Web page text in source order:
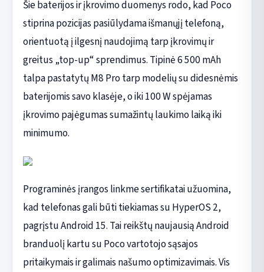
Šie baterijos ir įkrovimo duomenys rodo, kad Poco
stiprina pozicijas pasiūlydama išmanųjį telefoną,
orientuotą į ilgesnį naudojimą tarp įkrovimų ir
greitus „top-up“ sprendimus. Tipinė 6 500 mAh
talpa pastatytų M8 Pro tarp modelių su didesnėmis
baterijomis savo klasėje, o iki 100 W spėjamas
įkrovimo pajėgumas sumažintų laukimo laiką iki
minimumo.
Programinės įrangos linkme sertifikatai užuomina,
kad telefonas gali būti tiekiamas su HyperOS 2,
pagrįstu Android 15. Tai reikštų naujausią Android
branduolį kartu su Poco vartotojo sąsajos
pritaikymais ir galimais našumo optimizavimais. Vis